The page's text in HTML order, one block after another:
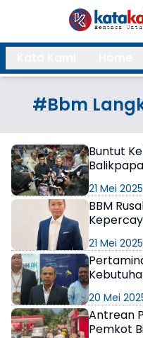
Search
#Bbm
Buntut
21 Mei 2025
BBM
21 Mei 2025
20 Mei
Antrean
Pemkot